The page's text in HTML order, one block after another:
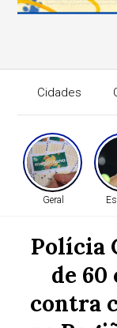
Cidades
Geral
Polícia
de 60
contra